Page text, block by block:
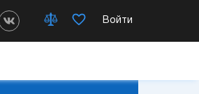
Войти